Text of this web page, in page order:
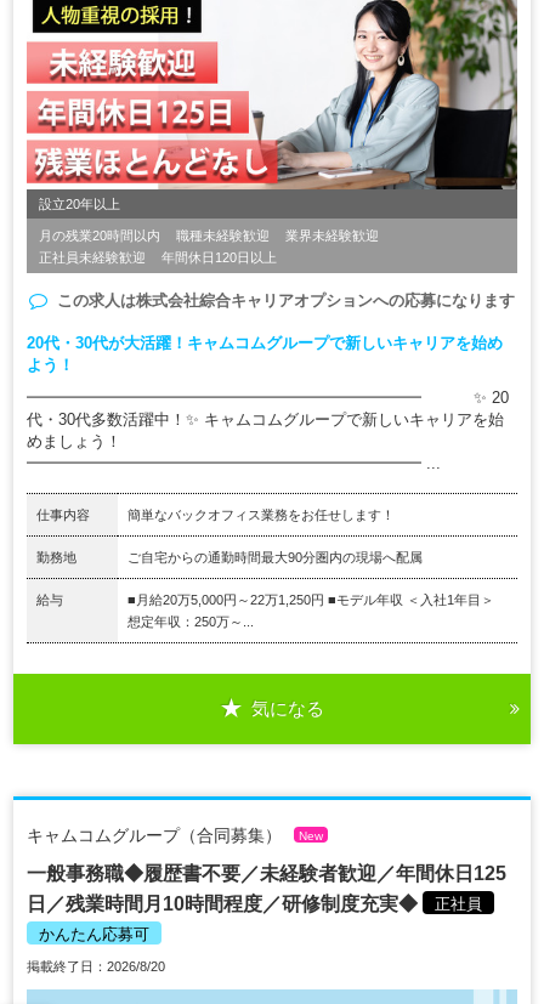
設立20年以上
月の残業20時間以内 職種未経験歓迎
業界未経験歓迎
正社員未経験歓迎
年間休日120日以上
この求人は株式会社綜合キャリアオプションへの応募になります
20代・30代が大活躍！キャムコムグループで新しいキャリアを始め
よう！
━━━━━━━━━━━━━━━━━━━━━━━━━ ✨ 20
代・30代多数活躍中！✨ キャムコムグループで新しいキャリアを始
めましょう！
━━━━━━━━━━━━━━━━━━━━━━━━━ ...
仕事内容 簡単なバックオフィス業務をお任せします！
勤務地 ご自宅からの通勤時間最大90分圏内の現場へ配属
給与
■月給20万5,000円～22万1,250円 ■モデル年収 ＜入社1年目＞
想定年収：250万～...
気になる
キャムコムグループ（合同募集） New
一般事務職◆履歴書不要／未経験者歓迎／年間休日125
日／残業時間月10時間程度／研修制度充実◆
正社員
かんたん応募可
掲載終了日：2026/8/20